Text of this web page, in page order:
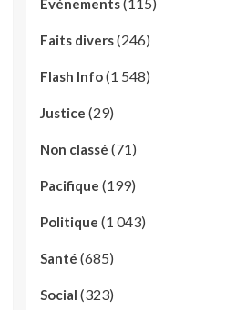
Evénements
Faits divers(246)
Flash Info(1 548)
Justice (29)
Non classé (71)
Pacifique (199)
Politique (1 043)
Santé (685)
Social (323)